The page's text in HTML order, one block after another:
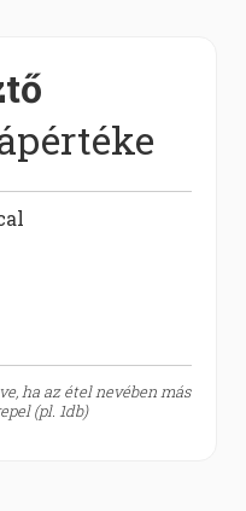
ha az étel nevében más
(pl. 1db)